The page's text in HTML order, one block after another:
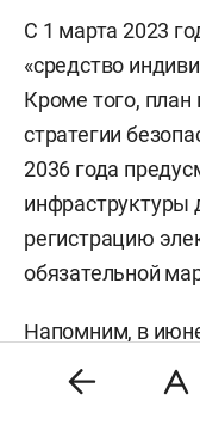
С 1 марта 2023
«средство
Кроме того,
стратегии
2036 года
инфраструктуры
регистрацию
обязательной
Напомним, в
Татарстане
пользователей